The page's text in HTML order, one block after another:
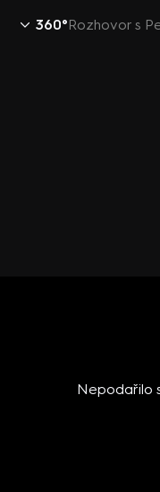
360°
Nepodařilo